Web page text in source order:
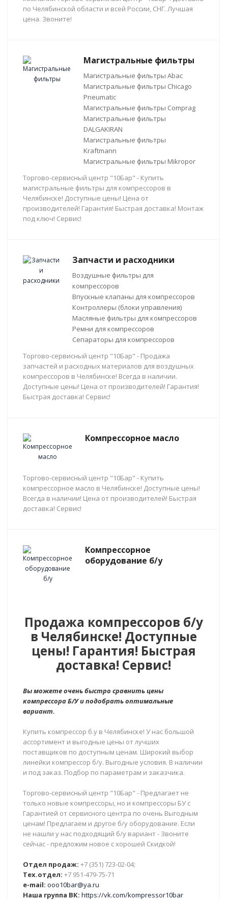
по Челябинской области и всей России, СНГ. Лучшая
цена. Звоните!
Магистральные фильтры
Магистральные фильтры Abac
Магистральные фильтры Chicago
Pneumatic
Магистральные фильтры Comprag
Магистральные фильтры
DALGAKIRAN
Магистральные фильтры
Kraftmann
Магистральные фильтры Mikropor
Торгово-сервисный центр "10Бар" - Купить
магистральные фильтры для компрессоров в
Челябинске! Доступные цены! Цена от
производителей! Гарантия! Быстрая доставка! Монтаж
под ключ! Сервис!
Запчасти и расходники
Воздушные фильтры для
компрессоров
Впускные клапаны для компрессоров
Контроллеры (блоки управления)
Масляные фильтры для компрессоров
Ремни для компрессоров
Сепараторы для компрессоров
Торгово-сервисный центр "10Бар" - Продажа
запчастей и расходных материалов для воздушных
компрессоров в Челябинске! Всегда в наличии.
Доступные цены! Цена от производителей! Гарантия!
Быстрая доставка! Сервис!
Компрессорное масло
Торгово-сервисный центр "10Бар" - Купить
компрессорное масло в Челябинске! Доступные цены!
Всегда в наличии! Цена от производителей! Быстрая
доставка! Сервис!
Компрессорное
оборудование б/у
Продажа компрессоров б/у
в Челябинске! Доступные
цены! Гарантия! Быстрая
доставка! Сервис!
Вы можете очень быстро сравнить цены
компрессора Б/У и подобрать оптимальные
вариант.
Купить компрессор б.у в Челябинске! У нас большой
ассортимент и выгодные цены от лучших
поставщиков по доступным ценам. Широкий выбор
линейки компрессор б/у. Выгодные условия. В наличии
и под заказ. Подбор по параметрам и заказчика.
Торгово-сервисный центр "10Бар" - Предлагает не
только новые компрессоры, но и компрессоры БУ с
Гарантией от сервисного центра по очень Выгодным
ценам! Предлагаем и другое б/у оборудование. Если
не нашли у нас подходящий б/у вариант - Звоните
сейчас - предложим новое с хорошей Скидкой!
Отдел продаж: +7 (351) 723-02-04;
Тех.отдел: +7 951-479-75-71
e-mail: ooo10bar@ya.ru
Наша группа ВК: https://vk.com/kompressor10bar